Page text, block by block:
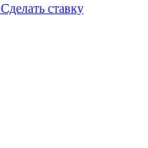
Сделать ставку